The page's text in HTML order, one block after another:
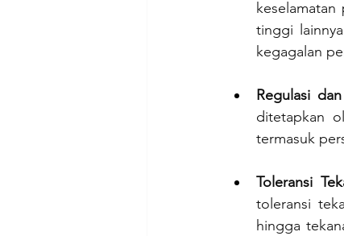
tinggi
kegagalan
Regulasi
ditetapkan
termasuk
Toleransi
toleransi
hingga